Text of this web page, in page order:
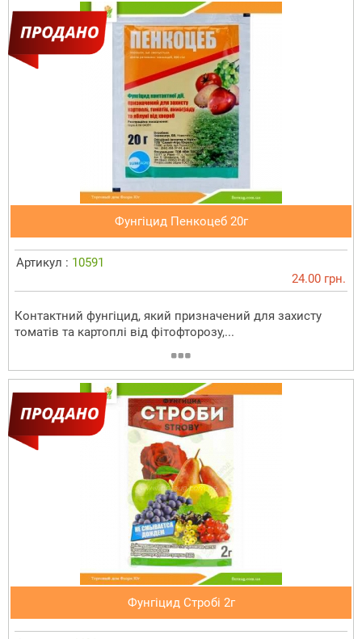
Фунгіцид Пенкоцеб 20г
Артикул : 10591
24.00 грн.
Контактний фунгіцид, який призначений для захисту
томатів та картоплі від фітофторозу,...
Фунгіцид Стробі 2г